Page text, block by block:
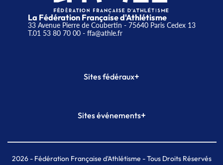
La Fédération Française d'Athlétisme
33 Avenue Pierre de Coubertin - 75640 Paris Cedex 13
T.01 53 80 70 00- ffa@athle.fr
Sites fédéraux+
Plateforme Formation
Sites événements+
Meeting de Paris indoor
MAIF Ekiden de Paris
2026- Fédération Française d'Athlétisme - Tous Droits Réservés